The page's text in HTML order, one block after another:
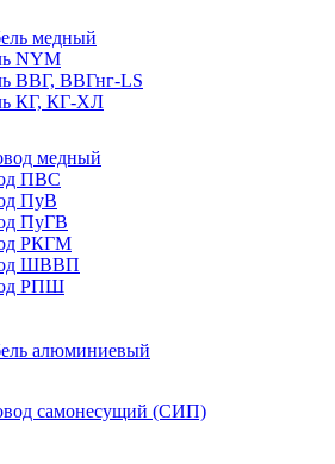
медный
NYM
ВВГ, ВВГнг-LS
КГ, КГ-ХЛ
медный
ПВС
ПуВ
ПуГВ
РКГМ
ШВВП
РПШ
алюминиевый
самонесущий (СИП)